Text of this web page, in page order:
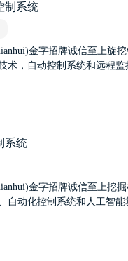
制系统
金字招牌诚信至上旋
术，自动控制系统和远程监
系统
金字招牌诚信至上挖掘
自动化控制系统和人工智能
适应不同的市场需求，随
的技术将挖掘机从局部自